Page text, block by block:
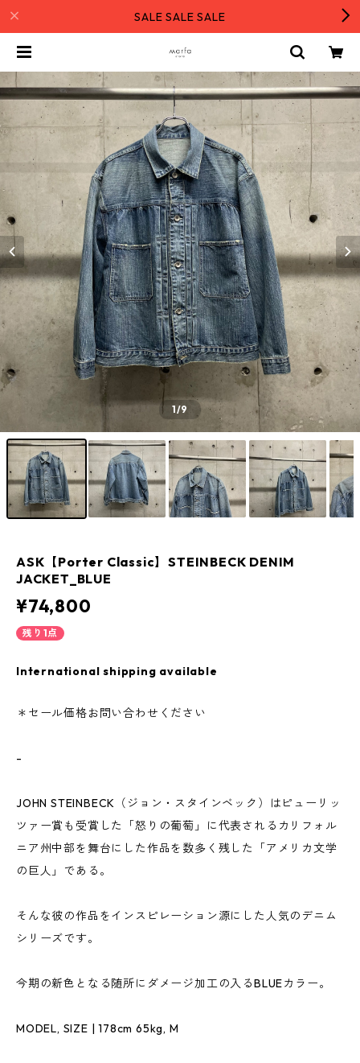
SALE SALE SALE
1/9
ASK【Porter Classic】STEINBECK DENIM
JACKET_BLUE
¥74,800
残り1点
International shipping available
＊セール価格お問い合わせください
-
JOHN STEINBECK（ジョン・スタインベック）はピューリッ
ツァー賞も受賞した「怒りの葡萄」に代表されるカリフォル
ニア州中部を舞台にした作品を数多く残した「アメリカ文学
の巨人」である。
そんな彼の作品をインスピレーション源にした人気のデニム
シリーズです。
今期の新色となる随所にダメージ加工の入るBLUEカラー。
MODEL, SIZE | 178cm 65kg, M